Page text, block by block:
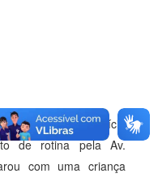
equipe da Polícia
de rotina pela Av.
com uma criança